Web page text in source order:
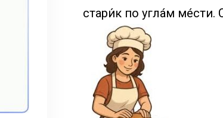
стари́к по угла́м ме́сти.